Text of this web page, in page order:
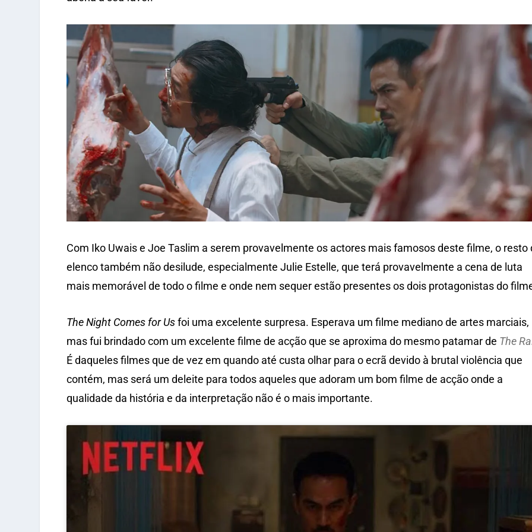
Com Iko Uwais e Joe Taslim a serem provavelmente os actores mais famosos deste filme, o resto
elenco também não desilude, especialmente Julie Estelle, que terá provavelmente a cena de luta
mais memorável de todo o filme e onde nem sequer estão presentes os dois protagonistas do
The Night Comes for Usfoi uma excelente surpresa. Esperava um filme mediano de artes marciais,
mas fui brindado com um excelente filme de acção que se aproxima do mesmo patamar de The
É daqueles filmes que de vez em quando até custa olhar para o ecrã devido à brutal violência que
contém, mas será um deleite para todos aqueles que adoram um bom filme de acção onde a
qualidade da história e da interpretação não é o mais importante.